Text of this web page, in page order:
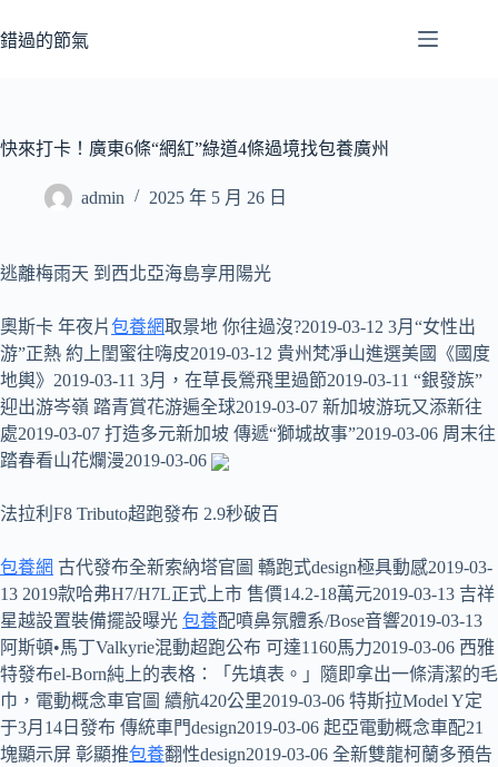
至
容
錯過的節氣
快來打卡！廣東6條“網紅”綠道4條過境找包養廣州
admin 2025 年 5 月 26 日
逃離梅雨天 到西北亞海島享用陽光
奧斯卡 年夜片包養網取景地 你往過沒?2019-03-12 3月“女性出
游”正熱 約上閨蜜往嗨皮2019-03-12 貴州梵凈山進選美國《國度
地輿》2019-03-11 3月，在草長鶯飛里過節2019-03-11 “銀發族”
迎出游岑嶺 踏青賞花游遍全球2019-03-07 新加坡游玩又添新往
處2019-03-07 打造多元新加坡 傳遞“獅城故事”2019-03-06 周末往
踏春看山花爛漫2019-03-06
法拉利F8 Tributo超跑發布 2.9秒破百
包養網 古代發布全新索納塔官圖 轎跑式design極具動感2019-03-
13 2019款哈弗H7/H7L正式上市 售價14.2-18萬元2019-03-13 吉祥
星越設置裝備擺設曝光 包養配噴鼻氛體系/Bose音響2019-03-13
阿斯頓•馬丁Valkyrie混動超跑公布 可達1160馬力2019-03-06 西雅
特發布el-Born純上的表格：「先填表。」隨即拿出一條清潔的毛
巾，電動概念車官圖 續航420公里2019-03-06 特斯拉Model Y定
于3月14日發布 傳統車門design2019-03-06 起亞電動概念車配21
塊顯示屏 彰顯推包養翻性design2019-03-06 全新雙龍柯蘭多預告